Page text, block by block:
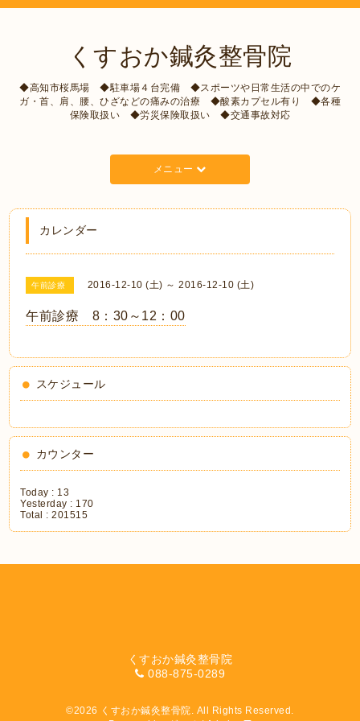
くすおか鍼灸整骨院
◆高知市桜馬場 ◆駐車場４台完備 ◆スポーツや日常生活の中でのケ
ガ・首、肩、腰、ひざなどの痛みの治療 ◆酸素カプセル有り ◆各種
保険取扱い ◆労災保険取扱い ◆交通事故対応
メニュー
カレンダー
午前診療 2016-12-10 (土) ～ 2016-12-10 (土)
午前診療 8：30～12：00
スケジュール
カウンター
Today : 13
Yesterday : 170
Total :201515
くすおか鍼灸整骨院
088-875-0289
©2026 くすおか鍼灸整骨院. All Rights Reserved.